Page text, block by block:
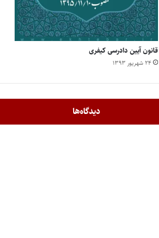
قانون آیین دادرسی کیفری
۲۴ شهریور ۱۳۹۳
دیدگاه‌ها